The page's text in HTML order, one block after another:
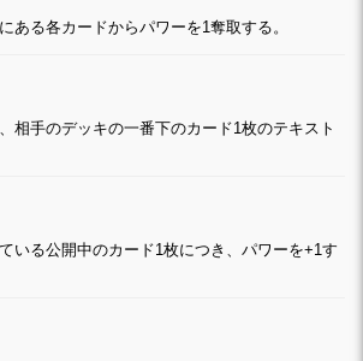
ある各カードからパワーを1奪取する。
相手のデッキの一番下のカード1枚のテキスト
いる公開中のカード1枚につき、パワーを+1す